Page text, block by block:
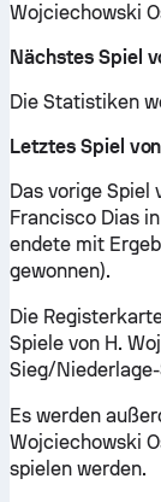
Wojciechowski
Nächstes Spiel
Die Statistiken
Letztes Spiel
Das vorige Spiel
Francisco Dias
endete mit
gewonnen).
Die
Spiele von H.
Sieg/
Es werden
Wojciechowski
spielen werden.